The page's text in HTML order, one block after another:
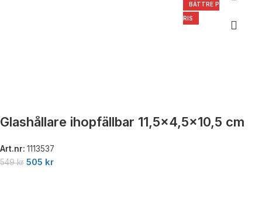
BÄTTRE P
RIS
Glashållare ihopfällbar 11,5×4,5×10,5 cm
Art.nr: 1113537
549kr 505 kr